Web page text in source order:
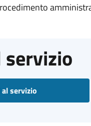
servizio
al servizio